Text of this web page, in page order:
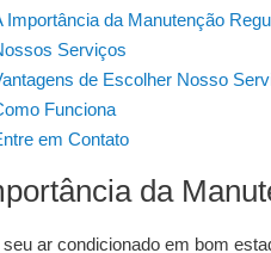
Importância da Manutenção
Serviços
de Escolher Nosso
Funciona
em Contato
da
ar condicionado em bom